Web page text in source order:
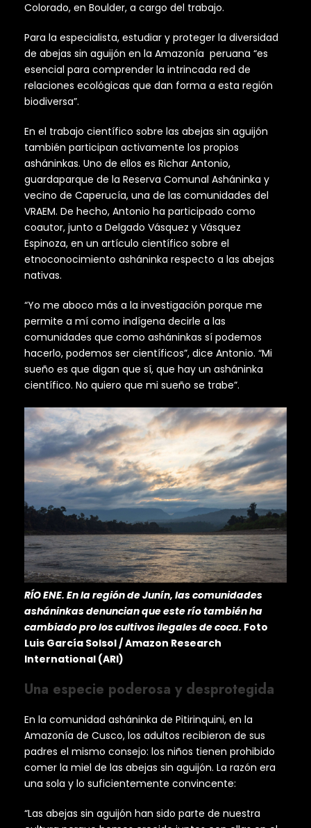
Colorado, en Boulder, a cargo del trabajo.
Para la especialista, estudiar y proteger la diversidad
de abejas sin aguijón en la Amazonía peruana “es
esencial para comprender la intrincada red de
relaciones ecológicas que dan forma a esta región
biodiversa”.
En el trabajo científico sobre las abejas sin aguijón
también participan activamente los propios
asháninkas. Uno de ellos es Richar Antonio,
guardaparque de la Reserva Comunal Asháninka y
vecino de Caperucía, una de las comunidades del
VRAEM. De hecho, Antonio ha participado como
coautor, junto a Delgado Vásquez y Vásquez
Espinoza, en un artículo científico sobre el
etnoconocimiento asháninka respecto a las abejas
nativas.
“Yo me aboco más a la investigación porque me
permite a mí como indígena decirle a las
comunidades que como asháninkas sí podemos
hacerlo, podemos ser científicos”, dice Antonio. “Mi
sueño es que digan que sí, que hay un asháninka
científico. No quiero que mi sueño se trabe”.
RÍO ENE. En la región de Junín, las comunidades
asháninkas denuncian que este río también ha
cambiado pro los cultivos ilegales de coca. Foto
Luis García Solsol / Amazon Research
International (ARI)
Una especie poderosa y desprotegida
En la comunidad asháninka de Pitirinquini, en la
Amazonía de Cusco, los adultos recibieron de sus
padres el mismo consejo: los niños tienen prohibido
comer la miel de las abejas sin aguijón. La razón era
una sola y lo suficientemente convincente:
“Las abejas sin aguijón han sido parte de nuestra